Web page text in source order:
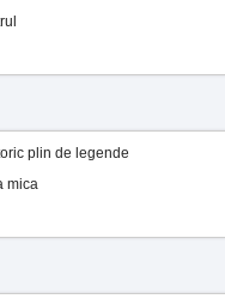
plin de legende
mica